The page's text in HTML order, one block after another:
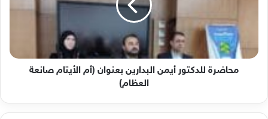
صانعة
العظام)
محاضرة للدكتور أيمن البدارين بعنوان (أم الأيتام صانعة
العظام)